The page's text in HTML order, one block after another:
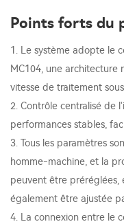
Points forts du
1. Le système adopte le
MC104, une architecture
vitesse de traitement
2. Contrôle centralisé de
performances stables,
3. Tous les paramètres
homme-machine, et la
peuvent être
également être ajustée
4. La connexion entre le